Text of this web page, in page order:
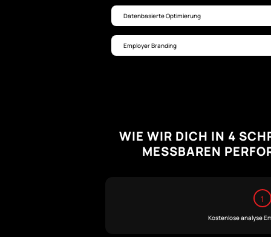
Datenbasierte Optimierung
Employer Branding
WIE WIR DICH IN 4
MESSBAREN
1
Kostenlose analyse